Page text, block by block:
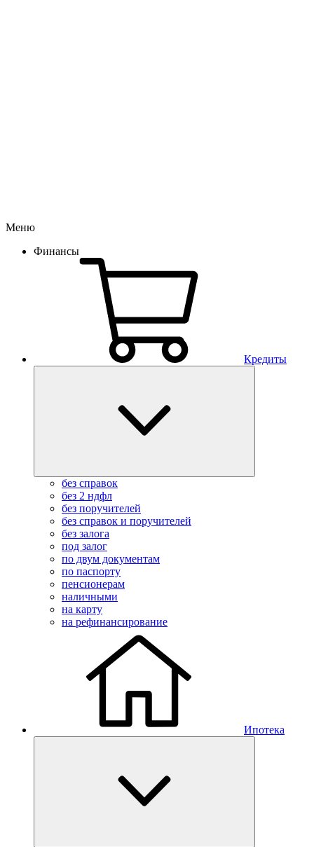
Меню
Финансы
Кредиты
без справок
без 2 ндфл
без поручителей
без справок и поручителей
без залога
под залог
по двум документам
по паспорту
пенсионерам
наличными
на карту
на рефинансирование
Ипотека